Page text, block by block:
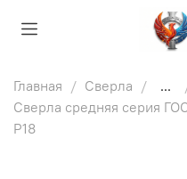
Главная Сверла
...
Сверла средняя серия
Р18